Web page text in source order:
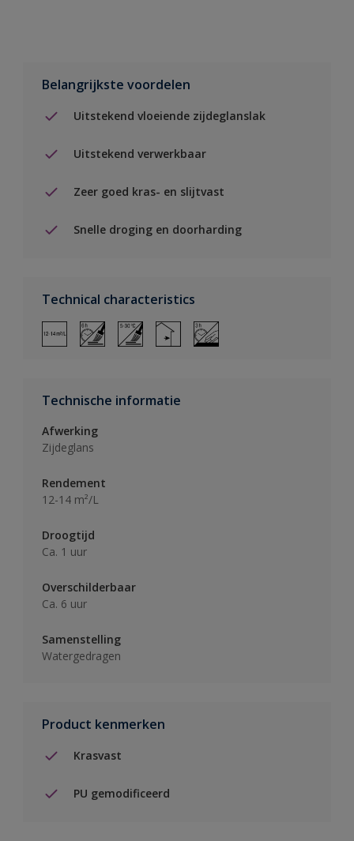
Belangrijkste voordelen
Uitstekend vloeiende zijdeglanslak
Uitstekend verwerkbaar
Zeer goed kras- en slijtvast
Snelle droging en doorharding
Technical characteristics
Technische informatie
Afwerking
Zijdeglans
Rendement
12-14 m²/L
Droogtijd
Ca. 1 uur
Overschilderbaar
Ca. 6 uur
Samenstelling
Watergedragen
Product kenmerken
Krasvast
PU gemodificeerd